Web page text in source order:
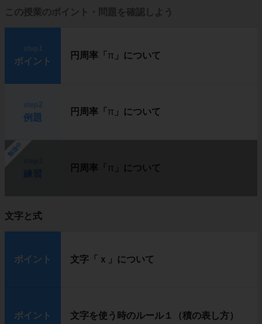
この授業のポイント・問題を確認しよう
ポイント
円周率「 π 」について
例題
円周率「 π 」について
勉強中
円周率「 π 」について
文字と式
ポイント 文字「ｘ」について
ポイント 文字を使う時のルール１（積の表し方）